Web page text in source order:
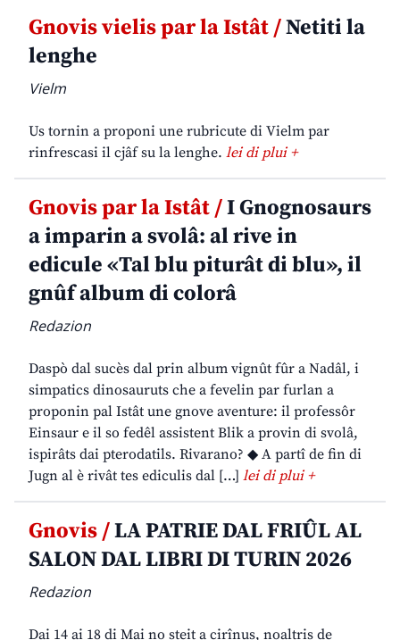
Gnovis vielis par la Istât /Netiti la
lenghe
Vielm
Us tornin a proponi une rubricute di Vielm par
rinfrescasi il cjâf su la lenghe. lei di plui +
Gnovis par la Istât /I Gnognosaurs
a imparin a svolâ: al rive in
edicule «Tal blu piturât di blu», il
gnûf album di colorâ
Redazion
Daspò dal sucès dal prin album vignût fûr a Nadâl, i
simpatics dinosauruts che a fevelin par furlan a
proponin pal Istât une gnove aventure: il professôr
Einsaur e il so fedêl assistent Blik a provin di svolâ,
ispirâts dai pterodatils. Rivarano? ◆ A partî de fin di
Jugn al è rivât tes ediculis dal […] lei di plui +
Gnovis /LA PATRIE DAL FRIÛL AL
SALON DAL LIBRI DI TURIN 2026
Redazion
Dai 14 ai 18 di Mai no steit a cirînus, noaltris de